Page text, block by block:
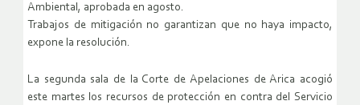
Ambiental, aprobada en agosto.
Trabajos de mitigación no garantizan que no haya impacto,
expone la resolución.
La segunda sala de la Corte de Apelaciones de Arica acogió
este martes los recursos de protección en contra del Servicio